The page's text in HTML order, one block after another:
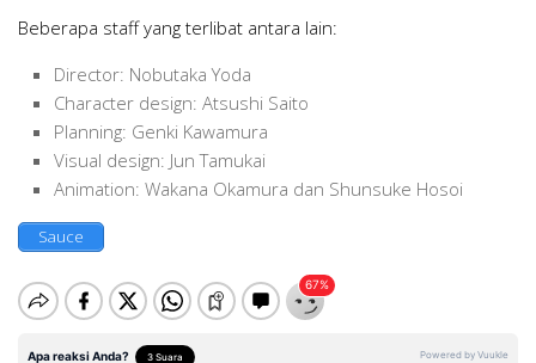
Beberapa staff yang terlibat antara lain:
Director: Nobutaka Yoda
Character design: Atsushi Saito
Planning: Genki Kawamura
Visual design: Jun Tamukai
Animation: Wakana Okamura dan Shunsuke Hosoi
Sauce